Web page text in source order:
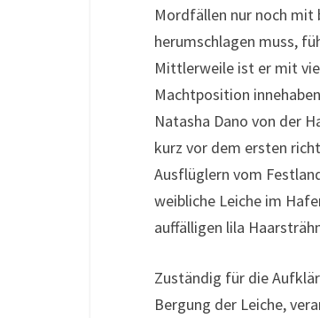
Mordfällen nur noch mit
herumschlagen muss,
Mittlerweile ist er mit
Machtposition
Natasha Dano von der
kurz vor dem ersten
Ausflüglern vom
weibliche Leiche im
auffälligen lila
Zuständig für die
Bergung der Leiche,